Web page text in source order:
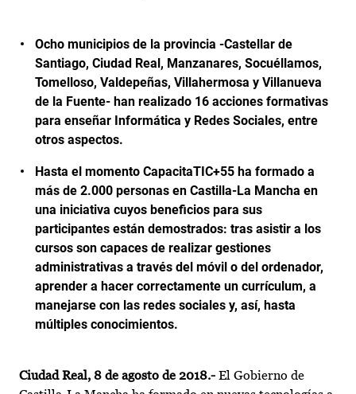
Ocho municipios de la provincia -Castellar de
Santiago, Ciudad Real, Manzanares, Socuéllamos,
Tomelloso, Valdepeñas, Villahermosa y Villanueva
de la Fuente- han realizado 16 acciones formativas
para enseñar Informática y Redes Sociales, entre
otros aspectos.
Hasta el momento CapacitaTIC+55 ha formado a
más de 2.000 personas en Castilla-La Mancha en
una iniciativa cuyos beneficios para sus
participantes están demostrados: tras asistir a los
cursos son capaces de realizar gestiones
administrativas a través del móvil o del ordenador,
aprender a hacer correctamente un currículum, a
manejarse con las redes sociales y, así, hasta
múltiples conocimientos.
Ciudad Real, 8 de agosto de 2018.- El Gobierno de